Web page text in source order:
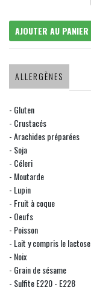
AJOUTER AU PANIER
ALLERGÈNES
- Gluten
- Crustacés
- Arachides préparées
- Soja
- Céleri
- Moutarde
- Lupin
- Fruit à coque
- Oeufs
- Poisson
- Lait y compris le lactose
- Noix
- Grain de sésame
- Sulfite E220 - E228